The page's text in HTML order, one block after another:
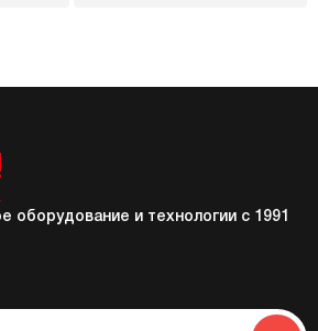
оборудование и технологии с 1991